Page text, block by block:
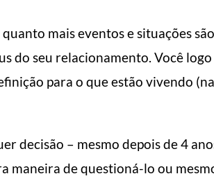
mais eventos e situações são
do seu relacionamento. Você logo
para o que estão vivendo (na
decisão – mesmo depois de 4
maneira de questioná-lo ou